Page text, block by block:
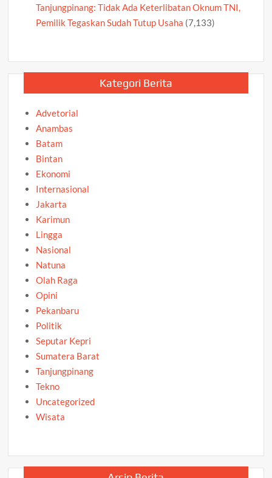
Tanjungpinang: Tidak Ada Keterlibatan Oknum TNI,
Pemilik Tegaskan Sudah Tutup Usaha (7,133)
Kategori Berita
Advetorial
Anambas
Batam
Bintan
Ekonomi
Internasional
Jakarta
Karimun
Lingga
Nasional
Natuna
Olah Raga
Opini
Pekanbaru
Politik
Seputar Kepri
Sumatera Barat
Tanjungpinang
Tekno
Uncategorized
Wisata